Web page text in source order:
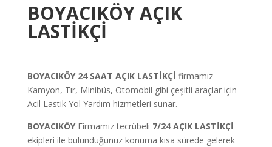
BOYACIKÖY AÇIK
LASTİKÇİ
BOYACIKÖY 24 SAAT AÇIK LASTİKÇİ firmamız
Kamyon, Tır, Minibüs, Otomobil gibi çeşitli araçlar için
Acil Lastik Yol Yardım hizmetleri sunar.
BOYACIKÖY Firmamız tecrübeli 7/24 AÇIK LASTİKÇİ
ekipleri ile bulunduğunuz konuma kısa sürede gelerek